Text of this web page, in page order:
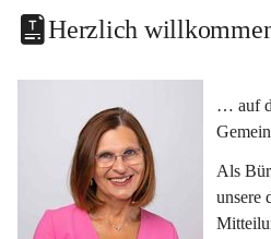
Herzlich
… auf
Als
unsere